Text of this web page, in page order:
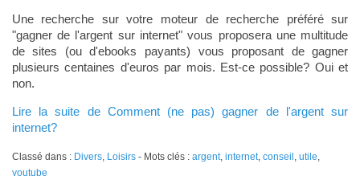
Une recherche sur votre moteur de recherche préféré sur
"gagner de l'argent sur internet" vous proposera une multitude
de sites (ou d'ebooks payants) vous proposant de gagner
plusieurs centaines d'euros par mois. Est-ce possible? Oui et
non.
Lire la suite de Comment (ne pas) gagner de l'argent sur
internet?
Classé dans : Divers, Loisirs- Mots clés : argent, internet, conseil utile
youtube